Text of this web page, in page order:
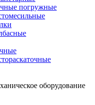
погружные
оборудование